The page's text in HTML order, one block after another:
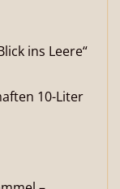
ins Leere“
10-Liter